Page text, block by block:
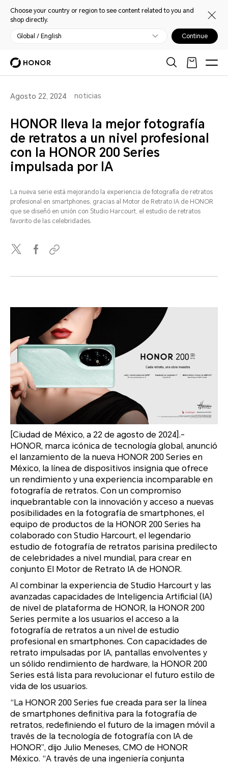
Choose your country or region to see content related to you and
shop directly.
Global / English Continue
Agosto 22, 2024 noticias
HONOR lleva la mejor fotografía
de retratos a un nivel profesional
con la HONOR 200 Series
impulsada por IA
La nueva serie está mejorando la experiencia de fotografía de retratos
profesional en smartphones, gracias al Motor de Retrato IA de HONOR
que se diseñó en unión con Studio Harcourt, el estudio de retratos
favorito de las celebridades.
[Ciudad de México, a 22 de agosto de 2024].-
HONOR, marca icónica de tecnología global, anunció
el lanzamiento de la nueva HONOR 200 Series en
México, la línea de dispositivos insignia que ofrece
un rendimiento y una experiencia incomparable en
fotografía de retratos. Con un compromiso
inquebrantable con la innovación y acceso a nuevas
posibilidades en la fotografía de smartphones, el
equipo de productos de la HONOR 200 Series ha
colaborado con Studio Harcourt, el legendario
estudio de fotografía de retratos parisina predilecto
de celebridades a nivel mundial, para crear en
conjunto El Motor de Retrato IA de HONOR.
Al combinar la experiencia de Studio Harcourt y las
avanzadas capacidades de Inteligencia Artificial (IA)
de nivel de plataforma de HONOR, la HONOR 200
Series permite a los usuarios el acceso a la
fotografía de retratos a un nivel de estudio
profesional en smartphones. Con capacidades de
retrato impulsadas por IA, pantallas envolventes y
un sólido rendimiento de hardware, la HONOR 200
Series está lista para revolucionar el futuro estilo de
vida de los usuarios.
“La HONOR 200 Series fue creada para ser la línea
de smartphones definitiva para la fotografía de
retratos, redefiniendo el futuro de la imagen móvil a
través de la tecnología de fotografía con IA de
HONOR”, dijo Julio Meneses, CMO de HONOR
México. “A través de una ingeniería conjunta